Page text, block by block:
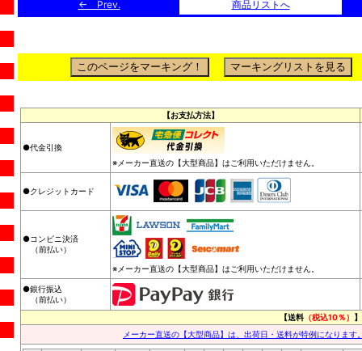
← Prev. 商品リストへ
【お支払方法】
●代金引換
※メーカー直送の【大型商品】はご利用いただけません。
●クレジットカード
●コンビニ決済
（前払い）
※メーカー直送の【大型商品】はご利用いただけません。
●銀行振込
（前払い）
【送料 （税込10％） 】
メーカー直送の【大型商品】は、出荷日・送料が特例になりま